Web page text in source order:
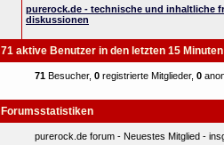
purerock.de - technische und inhaltliche
diskussionen
71 aktive Benutzer in den letzten 15 Minuten
71 Besucher, 0 registrierte Mitglieder, 0
Forumsstatistiken
purerock.de forum - Neuestes Mitglied -